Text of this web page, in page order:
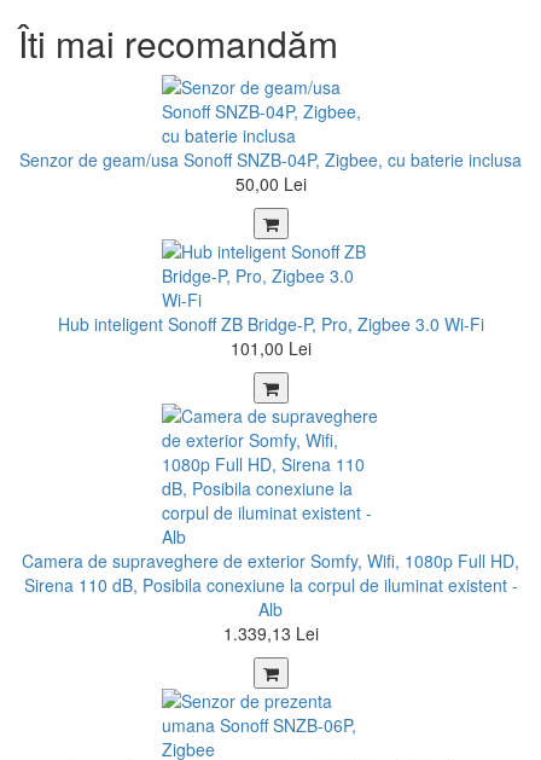
Îti mai recomandăm
Senzor de geam/usa Sonoff SNZB-04P, Zigbee, cu baterie inclusa
50,00 Lei
Hub inteligent Sonoff ZB Bridge-P, Pro, Zigbee 3.0 Wi-Fi
101,00 Lei
Camera de supraveghere de exterior Somfy, Wifi, 1080p Full HD,
Sirena 110 dB, Posibila conexiune la corpul de iluminat existent -
Alb
1.339,13 Lei